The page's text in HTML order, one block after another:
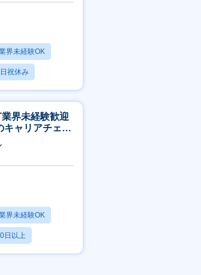
界未経験OK
祝休み
界未経験歓迎
キャリアチェン
ート可能】
界未経験OK
日以上